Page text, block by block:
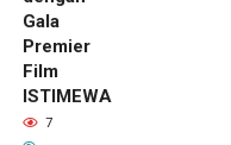
Gala
Premier
Film
ISTIMEWA
7